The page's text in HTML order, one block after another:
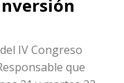
IV Congreso
que